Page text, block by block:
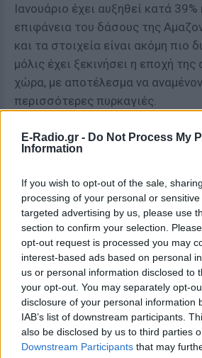
E-Radio.gr - Do Not Process My
Information
If you wish to opt-out of the sale,
processing of your personal or
targeted advertising by us, please use
section to confirm your selection.
opt-out request is processed you may
interest-based ads based on personal
us or personal information disclosed to
your opt-out. You may separately opt-
disclosure of your personal information
IAB’s list of downstream participants.
also be disclosed by us to third parties
Downstream Participants that may
Ιανουάριο έχει αυξηθεί κατά
επιφάνεια του δάσους της
και τα στοιχεία είναι ακόμη πιο
μόλις έχει ξεκινήσει η εποχή
χώρα, με αποτέλεσμα να
περισσότερες πυρκαγιές.
[ΠΗΓΗ]
ΔΙΑΦΗΜΙΣΗ